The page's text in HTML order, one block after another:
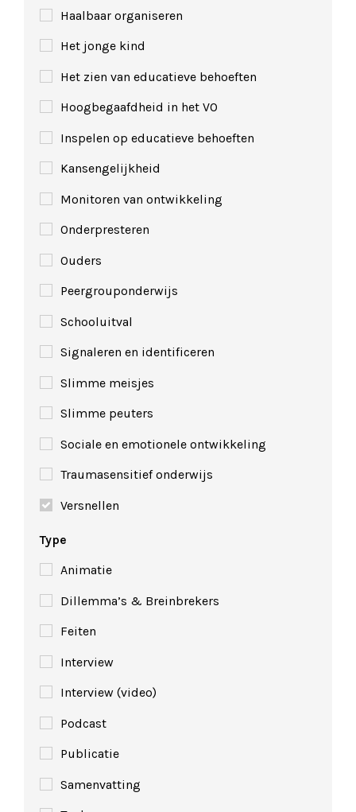
Haalbaar organiseren
Het jonge kind
Het zien van educatieve behoeften
Hoogbegaafdheid in het VO
Inspelen op educatieve behoeften
Kansengelijkheid
Monitoren van ontwikkeling
Onderpresteren
Ouders
Peergrouponderwijs
Schooluitval
Signaleren en identificeren
Slimme meisjes
Slimme peuters
Sociale en emotionele ontwikkeling
Traumasensitief onderwijs
Versnellen
Type
Animatie
Dillemma’s & Breinbrekers
Feiten
Interview
Interview (video)
Podcast
Publicatie
Samenvatting